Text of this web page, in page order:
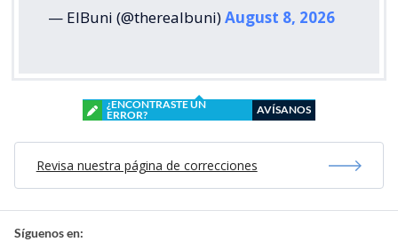
— ElBuni (@therealbuni)August 8, 2026
¿ENCONTRASTE UN
ERROR?
AVÍSANOS
Revisa nuestra página de correcciones
Síguenos en: